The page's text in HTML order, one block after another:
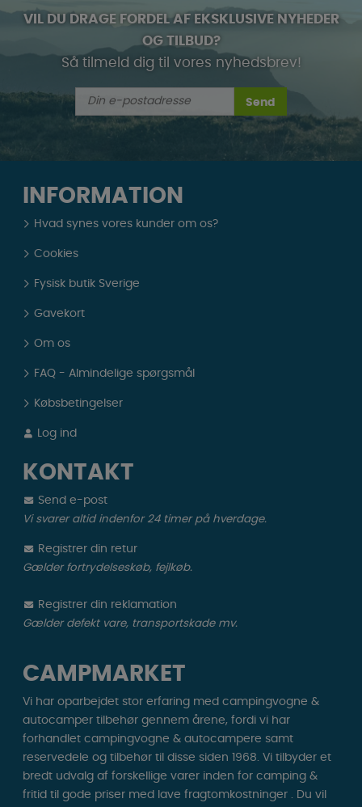
VIL DU DRAGE FORDEL AF EKSKLUSIVE NYHEDER
OG TILBUD?
Så tilmeld dig til vores nyhedsbrev!
Send
INFORMATION
Hvad synes vores kunder om os?
Cookies
Fysisk butik Sverige
Gavekort
Om os
FAQ - Almindelige spørgsmål
Købsbetingelser
Log ind
KONTAKT
Send e-post
Vi svarer altid indenfor 24 timer på hverdage.
Registrer din retur
Gælder fortrydelseskøb, fejlkøb.
Registrer din reklamation
Gælder defekt vare, transportskade mv.
CAMPMARKET
Vi har oparbejdet stor erfaring med campingvogne &
autocamper tilbehør gennem årene, fordi vi har
forhandlet campingvogne & autocampere samt
reservedele og tilbehør til disse siden 1968. Vi tilbyder et
bredt udvalg af forskellige varer inden for camping &
fritid til gode priser med lave fragtomkostninger . Du vil